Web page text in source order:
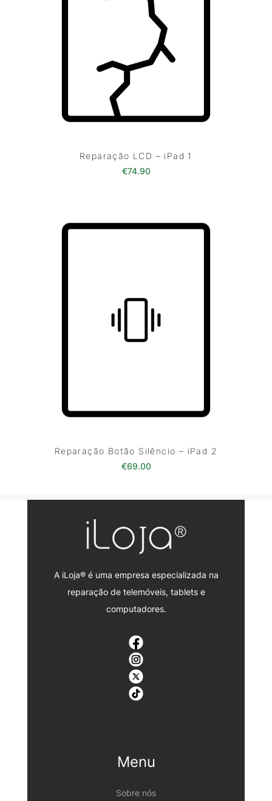
Reparação LCD – iPad 1
€74.90
Reparação Botão Silêncio – iPad 2
€69.00
A iLoja® é uma empresa especializada na
reparação de telemóveis, tablets e
computadores.
Menu
Sobre nós